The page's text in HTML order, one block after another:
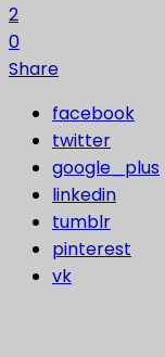
2
0
Share
facebook
twitter
google_plus
linkedin
tumblr
pinterest
vk